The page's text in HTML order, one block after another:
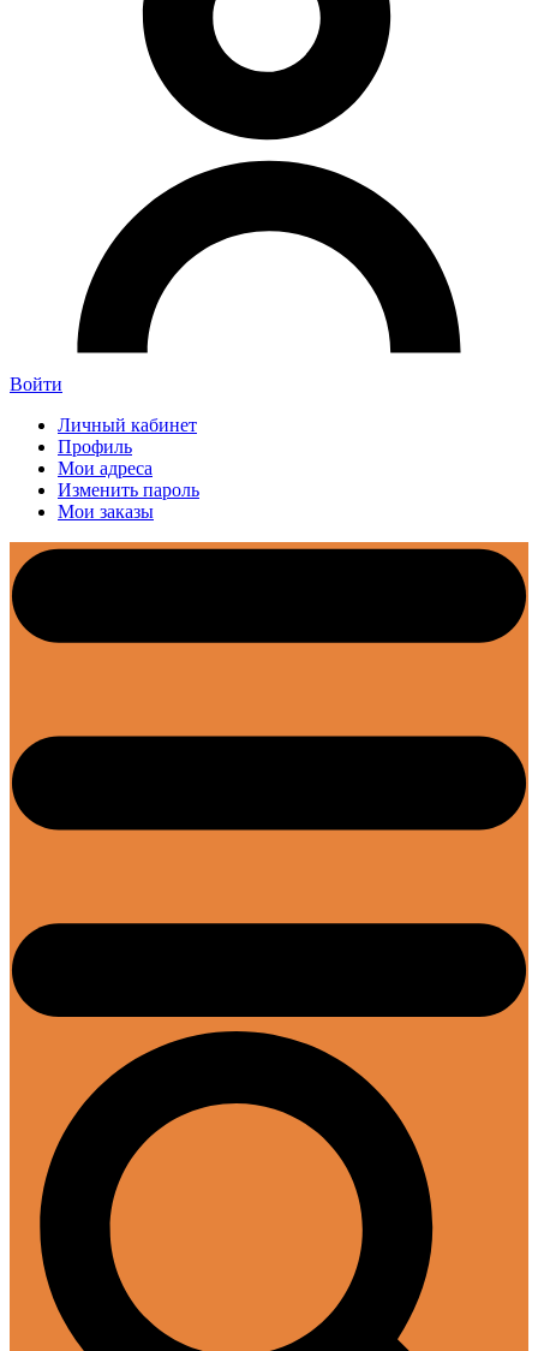
Войти
Личный кабинет
Профиль
Мои адреса
Изменить пароль
Мои заказы